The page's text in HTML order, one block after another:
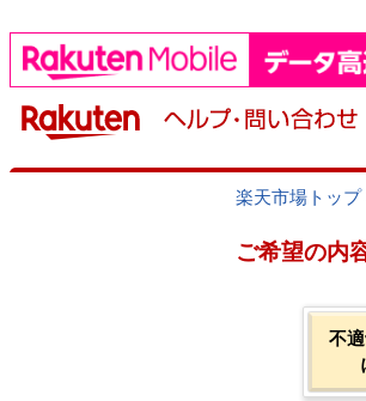
楽天市場トップ
ご希望の内
不